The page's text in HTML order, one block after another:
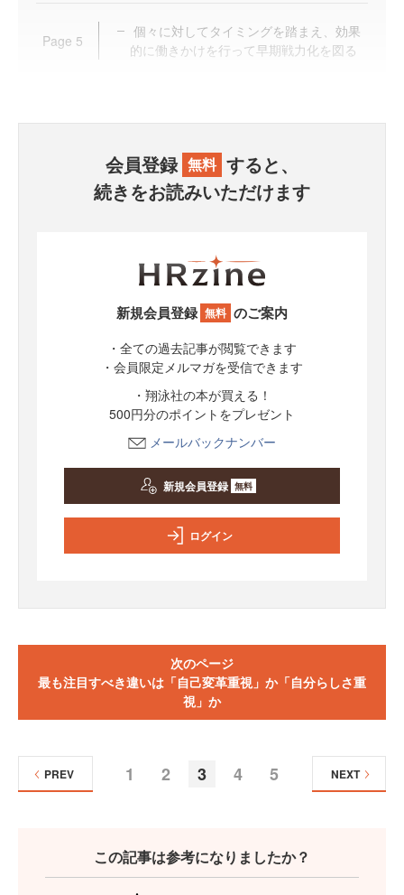
Page 5
個々に対してタイミングを踏まえ、効果
的に働きかけを行って早期戦力化を図る
会員登録 無料 すると、
続きをお読みいただけます
新規会員登録 無料 のご案内
・全ての過去記事が閲覧できます
・会員限定メルマガを受信できます
・翔泳社の本が買える！
500円分のポイントをプレゼント
メールバックナンバー
新規会員登録 無料
ログイン
次のページ
最も注目すべき違いは「自己変革重視」か「自分らしさ重
視」か
1 2 3 4 5
PREV NEXT
この記事は参考になりましたか？